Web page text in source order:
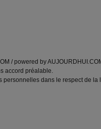
/ powered by
accord préalable.
dans le respect de